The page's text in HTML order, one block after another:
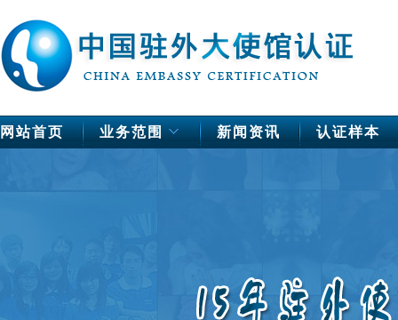
网站首页 业务范围 新闻资讯 认证样本
芬兰